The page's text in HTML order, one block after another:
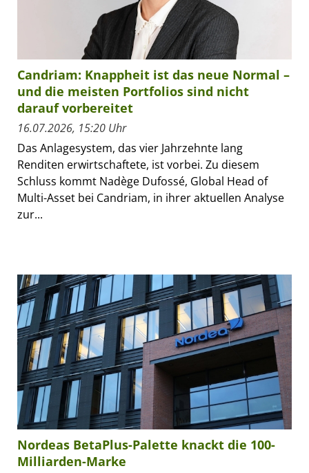
Candriam: Knappheit ist das neue Normal –
und die meisten Portfolios sind nicht
darauf vorbereitet
16.07.2026, 15:20 Uhr
Das Anlagesystem, das vier Jahrzehnte lang
Renditen erwirtschaftete, ist vorbei. Zu diesem
Schluss kommt Nadège Dufossé, Global Head of
Multi-Asset bei Candriam, in ihrer aktuellen Analyse
zur...
Nordeas BetaPlus-Palette knackt die 100-
Milliarden-Marke